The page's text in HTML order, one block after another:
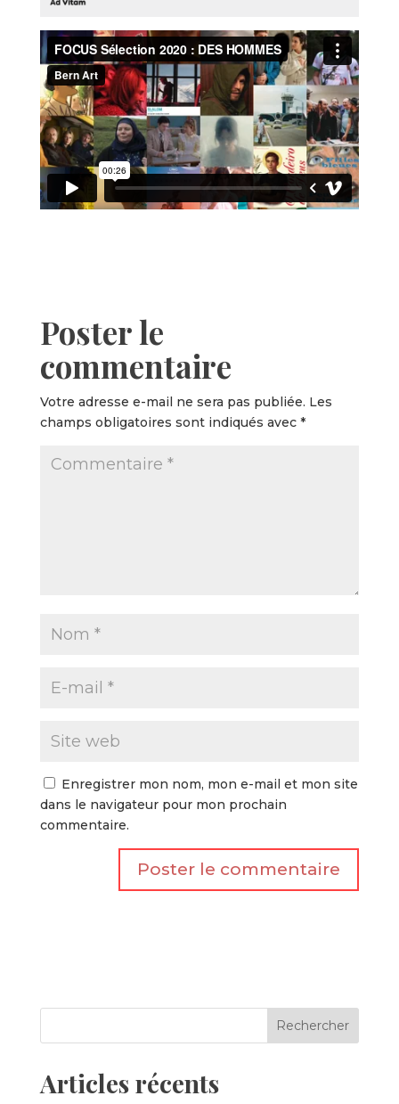
Poster le
commentaire
Votre adresse e-mail ne sera pas publiée. Les
champs obligatoires sont indiqués avec *
Enregistrer mon nom, mon e-mail et mon site
dans le navigateur pour mon prochain
commentaire.
Articles récents